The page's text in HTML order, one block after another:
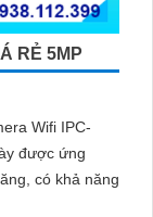
RẺ 5MP
Wifi IPC-
có khả năng